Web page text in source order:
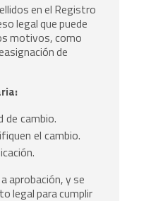
en el Registro
legal que puede
motivos, como
de
de cambio.
el cambio.
aprobación, y se
legal para cumplir